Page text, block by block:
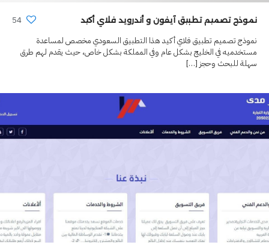
نموذج تصميم تطبيق آيفون و أندرويد فلاي أكيد
54
نموذج تصميم تطبيق فلاي أكيد هذا التطبيق السعودي مخصص لمساعدة
مستخدميه في الخليج بشكل عام وفي المملكة بشكل خاص، حيث يقدم لهم طرق
سهلة للبحث وحجز […]